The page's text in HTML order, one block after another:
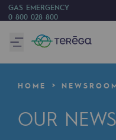
GAS EMERGENCY
0 800 028 800
We are
Teréga
HOME
OUR NEWS